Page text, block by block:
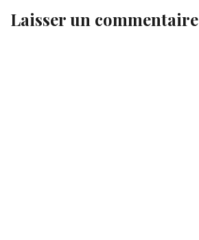
Laisser un commentaire